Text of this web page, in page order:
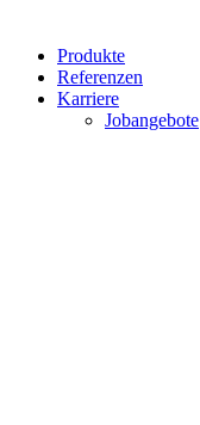
Produkte
Referenzen
Karriere
Jobangebote